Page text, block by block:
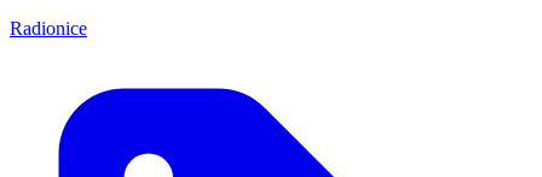
Radionice